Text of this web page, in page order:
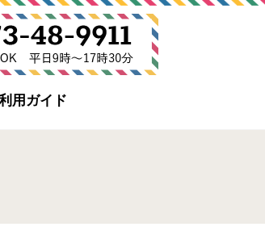
用ガイド